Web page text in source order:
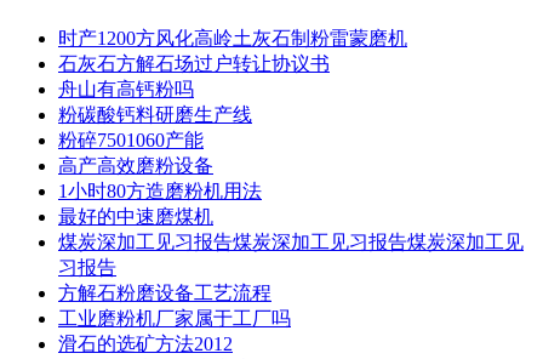
时产1200方风化高岭土灰石制粉雷蒙磨机
石灰石方解石场过户转让协议书
舟山有高钙粉吗
粉碳酸钙料研磨生产线
粉碎7501060产能
高产高效磨粉设备
1小时80方造磨粉机用法
最好的中速磨煤机
煤炭深加工见习报告煤炭深加工见习报告煤炭深加工见
习报告
方解石粉磨设备工艺流程
工业磨粉机厂家属于工厂吗
滑石的选矿方法2012